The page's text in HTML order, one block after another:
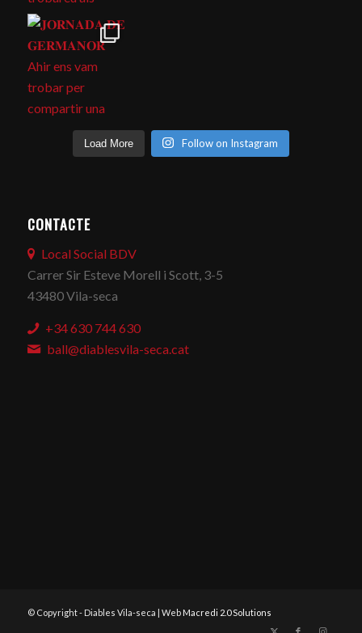
Load More Follow on Instagram
CONTACTE
Local Social BDV
Carrer Sir Esteve Morell i Scott, 3-5
43480 Vila-seca
+34 630 744 630
ball@diablesvila-seca.cat
© Copyright - Diables Vila-seca | Web Macredi 2.0 Solutions